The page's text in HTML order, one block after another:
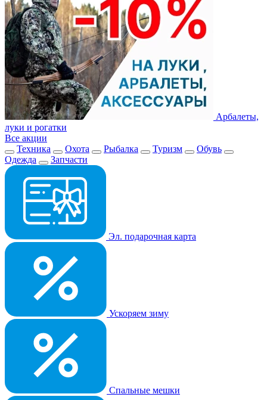
Арбалеты,
луки и рогатки
Все акции
Техника
Охота Рыбалка Туризм
Обувь
Одежда
Запчасти
Эл. подарочная карта
Ускоряем зиму
Спальные мешки